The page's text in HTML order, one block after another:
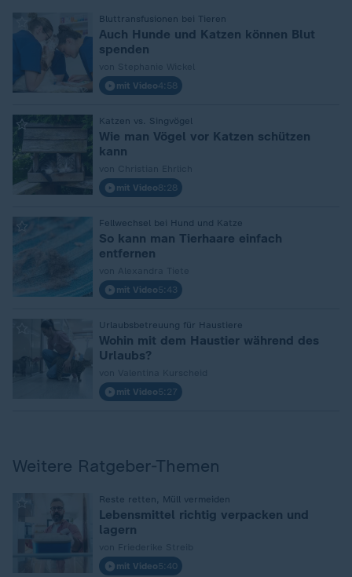
Bluttransfusionen bei Tieren
Auch Hunde und Katzen können Blut
spenden
mit Video4:58
Katzen vs. Singvögel
Wie man Vögel vor Katzen schützen
kann
mit Video8:28
Fellwechsel bei Hund und Katze
So kann man Tierhaare einfach
entfernen
mit Video5:43
Urlaubsbetreuung für Haustiere
Wohin mit dem Haustier während des
Urlaubs?
mit Video5:27
Weitere Ratgeber-Themen
Reste retten, Müll vermeiden
Lebensmittel richtig verpacken und
lagern
mit Video5:40